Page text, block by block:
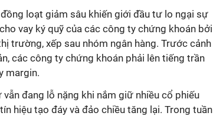
loạt giảm sâu khiến giới đầu tư lo ngại sự
vay ký quỹ của các công ty chứng khoán bởi
trường, xếp sau nhóm ngân hàng. Trước cảnh
các công ty chứng khoán phải lên tiếng trần
margin.
đang lỗ nặng khi nắm giữ nhiều cổ phiếu
hiệu tạo đáy và đảo chiều tăng lại. Trong tuần